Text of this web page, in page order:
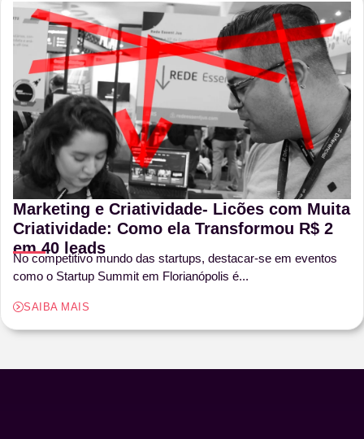
Marketing e Criatividade- Licões com Muita
Criatividade: Como ela Transformou R$ 2
em 40 leads
No competitivo mundo das startups, destacar-se em eventos
como o Startup Summit em Florianópolis é...
SAIBA MAIS